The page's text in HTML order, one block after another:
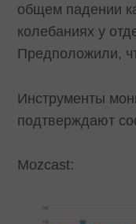
общем падении
колебаниях у
Предположили,
Инструменты
подтверждают
Mozcast: